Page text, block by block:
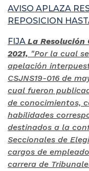
AVISO APLAZA
REPOSICION
FIJA La Resolución
2021, "Por la cual
apelación
CSJNS19-016 de
cual fueron
de conocimientos,
habilidades
destinados a la
Seccionales de
cargos de
carrera de